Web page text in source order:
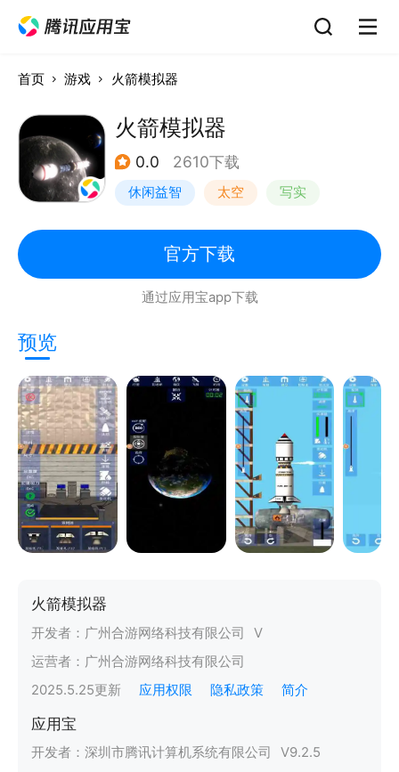
首页 游戏 火箭模拟器
火箭模拟器
0.0 2610下载
休闲益智 太空 写实
62游戏
官方下载
通过应用宝app下载
预览
火箭模拟器
开发者： 广州合游网络科技有限公司
V
运营者： 广州合游网络科技有限公司
2025.5.25更新 应用权限 隐私政策 简介
应用宝
开发者： 深圳市腾讯计算机系统有限公司 V9.2.5